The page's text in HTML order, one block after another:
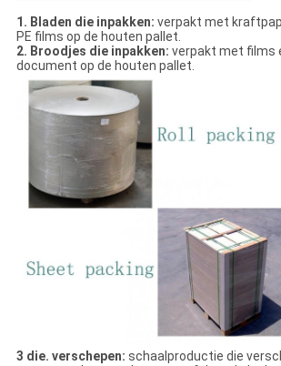
1. Bladen die inpakken: verpakt met
PE films op de houten pallet.
2. Broodjes die inpakken: verpakt met films
document op de houten pallet.
3 die. verschepen: schaalproductie die